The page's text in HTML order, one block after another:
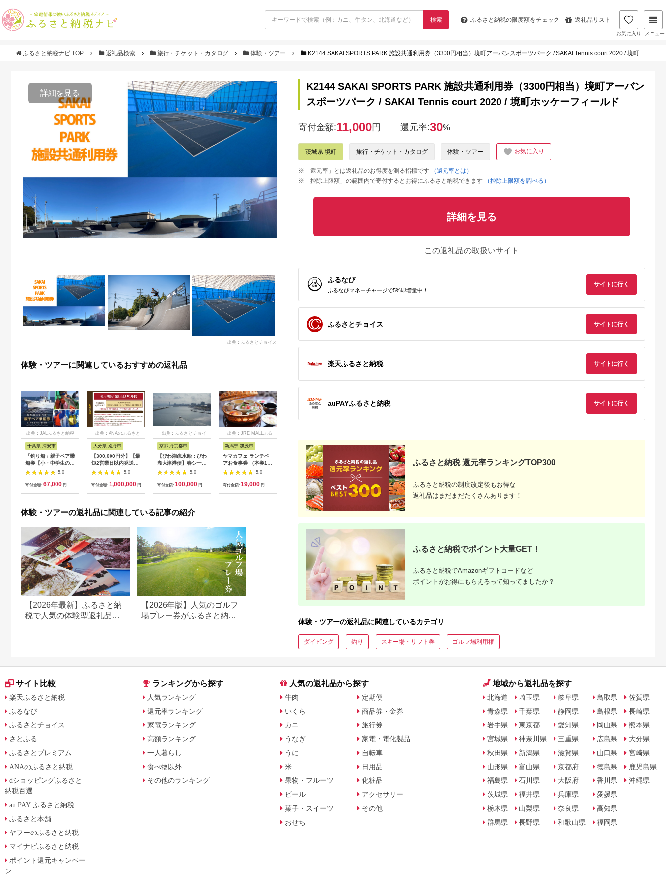
検索 ふるさと納税の限度額をチェック 返礼品リスト
お気に入り メニュー
ふるさと納税ナビ TOP 返礼品検索 旅行・チケット・カタログ 体験・ツアー K2144 SAKAI SPORTS PARK 施設共通利用券（3300円相当）境町アーバンスポーツパーク / SAKAI Tennis court 2020 / 境町ホッケーフィールド
詳細を見る
出典：ふるさとチョイス
体験・ツアーに関連しているおすすめの返礼品
出典：JALふるさと納税
千葉県 浦安市
「釣り船」親子ペア乗
船券【小・中学生のお
子様】
5.0
寄付金額: 67,000 円
出典：ANAのふるさと
大分県 別府市
【300,000円分】【最
短2営業日以内発送】
別府市内の旅館やホテ
助券 楽しい旅の思い
円 30万円 ホテル 旅
お泊り 別府温泉 別府
観光 地獄めぐり 旅 お
すすめ 人気 体験型 節
約_B030-007
5.0
寄付金額: 1,000,000 円
出典：ふるさとチョイ
京都 府京都市
【びわ湖疏水船：びわ
湖大津港便】春シーズ
ン先行予約権（２名様
5.0
寄付金額: 100,000 円
出典：JRE MALLふる
さと納税
新潟県 加茂市
ヤマカフェ ランチペ
アお食事券 （本券1枚
で2名様ご利用）北越
「山重」料亭ランチペ
5.0
寄付金額: 19,000 円
ス
長崎県 松浦市
田舎そば打ち体験(体
験交流型メニュー)( 体
験 田舎 自然 松浦市
そば そば打ち )【D3-
5.0
寄付金額:33,000
神奈川県 小田原市
【小田原市】JTBふる
さと旅行クーポン
（150,000円分）有効
期間3年（Eメール発
行）｜予約 宿泊 観光
体験 温泉 ホテル 旅館
チケット 子供 子連れ
カップル 家族 店頭 オ
ンライン ネット 電話
神奈川 神奈川
5.0
寄付金額:500,000円
テンボス等】JTBふる
期間3年（Eメール発
行）｜予約 宿泊 観光
体験 温泉 ホテル 旅館
ンライン ネット 電話
寄付金額: 100,000円
と旅行クーポン
行）｜予約 宿泊 観光
チケット 子供 子連れ
箱根
寄付金額:10,000
と旅行クーポン
箱根
体験・ツアーの返礼品に関連している記事の紹介
【2026年最新】ふるさと納
税で人気の体験型返礼品！
【2026年版】人気のゴルフ
場プレー券がふるさと納税
K2144 SAKAI SPORTS PARK 施設共通利用券（3300円相当）境町アーバン
スポーツパーク / SAKAI Tennis court 2020 / 境町ホッケーフィールド
寄付金額:11,000円 還元率:30%
茨城県 境町 旅行・チケット・カタログ 体験・ツアー お気に入り
※「還元率」とは返礼品のお得度を測る指標です
（還元率とは）
※「控除上限額」の範囲内で寄付するとお得にふるさと納税できます
（控除上限額を調べる）
詳細を見る
この返礼品の取扱いサイト
ふるなび
ふるなびマネーチャージで5%即増量中！
サイトに行く
ふるさとチョイス サイトに行く
楽天ふるさと納税 サイトに行く
auPAYふるさと納税 サイトに行く
ふるさと納税 還元率ランキングTOP300
ふるさと納税の制度改定後もお得な
返礼品はまだまだたくさんあります！
ふるさと納税でポイント大量GET！
ふるさと納税でAmazonギフトコードなど
ポイントがお得にもらえるって知ってましたか？
体験・ツアーの返礼品に関連しているカテゴリ
ダイビング 釣り スキー場・リフト券 ゴルフ場利用権
サイト比較
楽天ふるさと納税
ふるなび
ふるさとチョイス
さとふる
ふるさとプレミアム
ANAのふるさと納税
dショッピングふるさと
納税百選
au PAY ふるさと納税
ふるさと本舗
ヤフーのふるさと納税
マイナビふるさと納税
ポイント還元キャンペー
ン
ランキングから探す
人気ランキング
還元率ランキング
家電ランキング
高額ランキング
一人暮らし
食べ物以外
その他のランキング
人気の返礼品から探す
牛肉
いくら
カニ
うなぎ
うに
米
果物・フルーツ
ビール
菓子・スイーツ
おせち
定期便
商品券・金券
旅行券
家電・電化製品
自転車
日用品
化粧品
アクセサリー
その他
地域から返礼品を探す
北海道
青森県
岩手県
宮城県
秋田県
山形県
福島県
茨城県
栃木県
群馬県
埼玉県
千葉県
東京都
神奈川県
新潟県
富山県
石川県
福井県
山梨県
長野県
岐阜県
静岡県
愛知県
三重県
滋賀県
京都府
大阪府
兵庫県
奈良県
和歌山県
鳥取県
島根県
岡山県
広島県
山口県
徳島県
香川県
愛媛県
高知県
福岡県
佐賀県
長崎県
熊本県
大分県
宮崎県
鹿児島県
沖縄県